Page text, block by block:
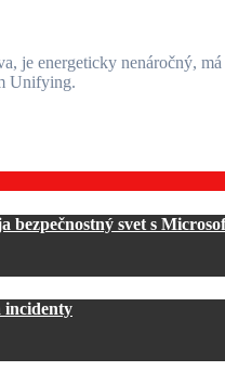
je energeticky nenáročný,
Unifying.
svet s
incidenty